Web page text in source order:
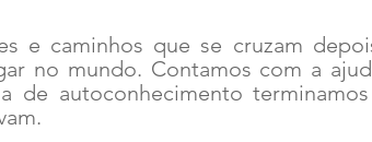
e caminhos que se cruzam
no mundo. Contamos com a
de autoconhecimento